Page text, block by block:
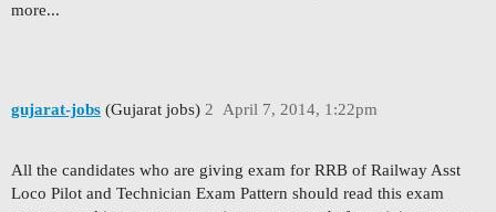
more...
gujarat-jobs (Gujarat jobs) April 7, 2014, 1:22pm
2
All the candidates who are giving exam for RRB of Railway Asst
Loco Pilot and Technician Exam Pattern should read this exam